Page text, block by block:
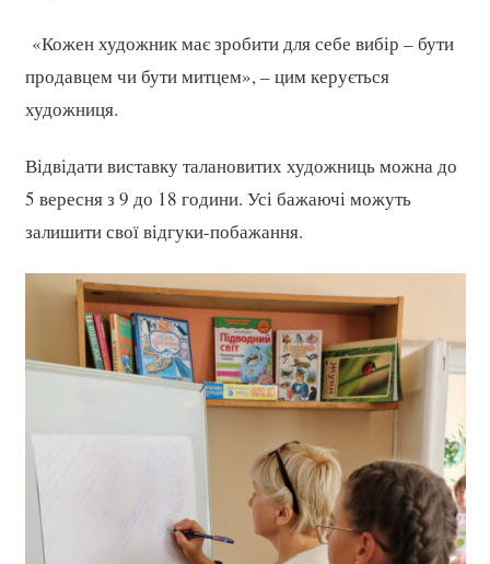
«Кожен художник має зробити для себе вибір – бути
продавцем чи бути митцем», – цим керується
художниця.
Відвідати виставку талановитих художниць можна до
5 вересня з 9 до 18 години. Усі бажаючі можуть
залишити свої відгуки-побажання.